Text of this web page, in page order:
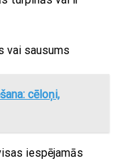
vai sausums
cēloņi,
iespējamās